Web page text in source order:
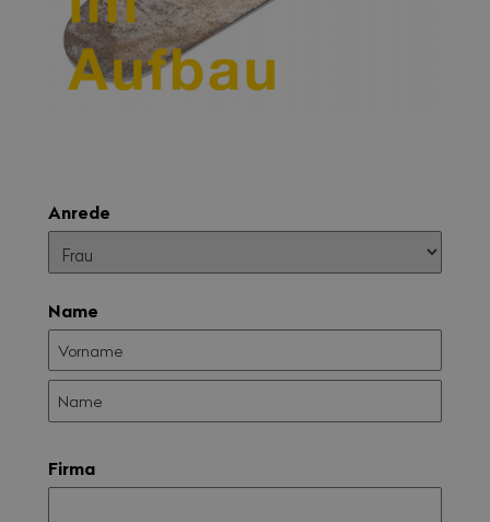
Anrede
Name
Firma